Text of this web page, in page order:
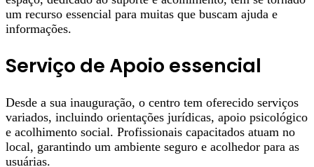
um recurso essencial para muitas que buscam ajuda e
informações.
Serviço de Apoio essencial
Desde a sua inauguração, o centro tem oferecido serviços
variados, incluindo orientações jurídicas, apoio psicológico
e acolhimento social. Profissionais capacitados atuam no
local, garantindo um ambiente seguro e acolhedor para as
usuárias.